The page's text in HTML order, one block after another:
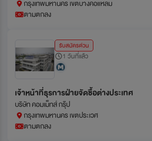
กรุงเทพมหานคร เขตบางคอแหลม
ตามตกลง
รับสมัครด่วน
1 วันที่แล้ว
เจ้าหน้าที่ธุรการฝ่ายจัดซื้อต่างประเทศ
บริษัท คอมเม็ทส์ กรุ๊ป
กรุงเทพมหานคร เขตประเวศ
ตามตกลง